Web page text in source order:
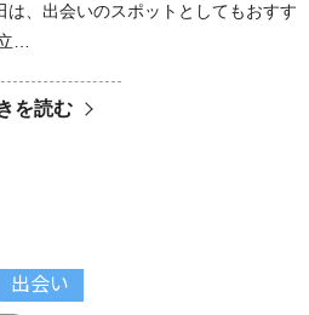
、出会いのスポットとしてもおすす
…
を読む
出会い